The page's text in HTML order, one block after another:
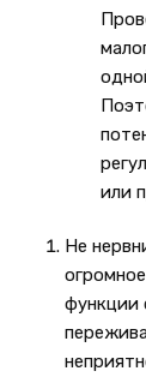
или
Не
функции